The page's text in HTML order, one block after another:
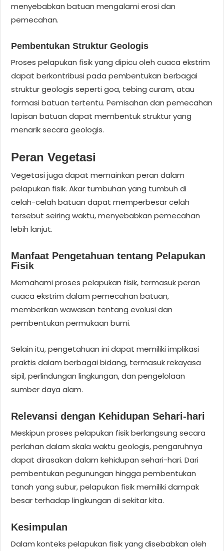
menyebabkan batuan mengalami erosi dan
pemecahan.
Pembentukan Struktur Geologis
Proses pelapukan fisik yang dipicu oleh cuaca ekstrim
dapat berkontribusi pada pembentukan berbagai
struktur geologis seperti goa, tebing curam, atau
formasi batuan tertentu. Pemisahan dan pemecahan
lapisan batuan dapat membentuk struktur yang
menarik secara geologis.
Peran Vegetasi
Vegetasi juga dapat memainkan peran dalam
pelapukan fisik. Akar tumbuhan yang tumbuh di
celah-celah batuan dapat memperbesar celah
tersebut seiring waktu, menyebabkan pemecahan
lebih lanjut.
Manfaat Pengetahuan tentang Pelapukan
Fisik
Memahami proses pelapukan fisik, termasuk peran
cuaca ekstrim dalam pemecahan batuan,
memberikan wawasan tentang evolusi dan
pembentukan permukaan bumi.
Selain itu, pengetahuan ini dapat memiliki implikasi
praktis dalam berbagai bidang, termasuk rekayasa
sipil, perlindungan lingkungan, dan pengelolaan
sumber daya alam.
Relevansi dengan Kehidupan Sehari-hari
Meskipun proses pelapukan fisik berlangsung secara
perlahan dalam skala waktu geologis, pengaruhnya
dapat dirasakan dalam kehidupan sehari-hari. Dari
pembentukan pegunungan hingga pembentukan
tanah yang subur, pelapukan fisik memiliki dampak
besar terhadap lingkungan di sekitar kita.
Kesimpulan
Dalam konteks pelapukan fisik yang disebabkan oleh